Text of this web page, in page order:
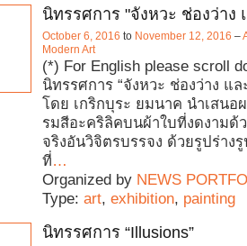
นิทรรศการ "จังหวะ ช่องว่าง
October 6, 2016 to November 12, 2016 –
Modern Art
(*) For English please scroll
นิทรรศการ “จังหวะ ช่องว่าง แล
โดย เกริกบุระ ยมนาค นำเสนอ
รมสีอะคริลิคบนผ้าใบที่งดงามด้
จริงอันวิจิตรบรรจง ด้วยรูปร่าง
ที่…
Organized by NEWS
Type: art, exhibition, painting
นิทรรศการ “Illusions”